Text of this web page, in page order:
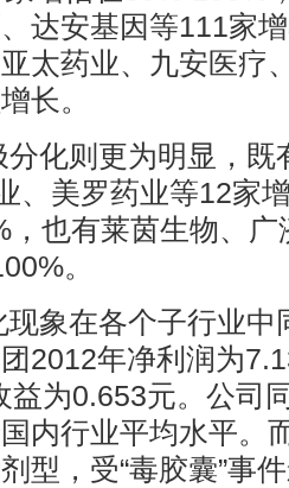
达安基因等111家
太药业、九安医疗
长。
化则更为明显，既
、美罗药业等12家
，也有莱茵生物、
。
象在各个子行业中
2012年净利润为
益为0.653元。公司
内行业平均水平。
型，受“毒胶囊”事